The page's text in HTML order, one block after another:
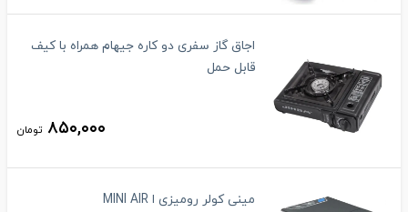
اجاق گاز سفری دو کاره جیهام همراه با کیف
قابل حمل
۸۵۰,۰۰۰ تومان
مینی کولر رومیزی ا MINI AIR